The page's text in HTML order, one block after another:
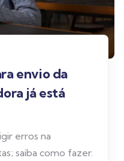
envio da
já está
erros na
saiba como fazer.